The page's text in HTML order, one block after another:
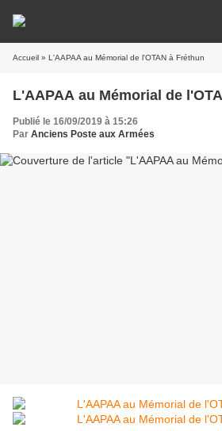
Accueil » L'AAPAA au Mémorial de l'OTAN à Fréthun
L'AAPAA au Mémorial de
Publié le 16/09/2019 à 15:26
Par Anciens Poste aux Armées